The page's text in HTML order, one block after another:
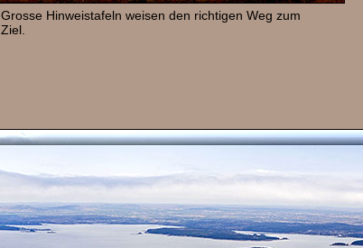
Grosse Hinweistafeln weisen den richtigen Weg zum
Ziel.